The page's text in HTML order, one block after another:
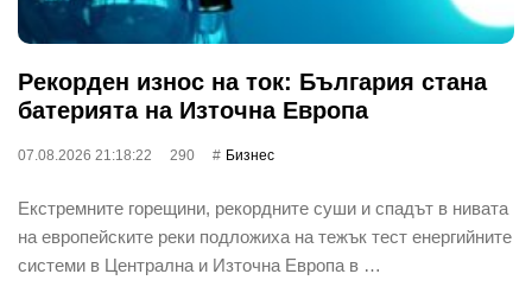
Рекорден износ на ток: България стана
батерията на Източна Европа
07.08.2026 21:18:22 290 Бизнес
Екстремните горещини, рекордните суши и спадът в нивата
на европейските реки подложиха на тежък тест енергийните
системи в Централна и Източна Европа в …